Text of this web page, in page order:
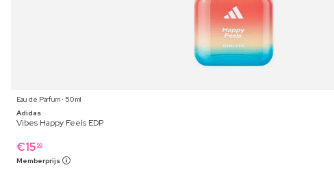
Eau de Parfum ⋅ 50 ml
Adidas
Vibes Happy Feels EDP
€15 99
Memberprijs